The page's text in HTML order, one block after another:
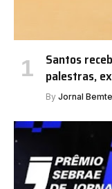
Santos
palestras,
By Jornal